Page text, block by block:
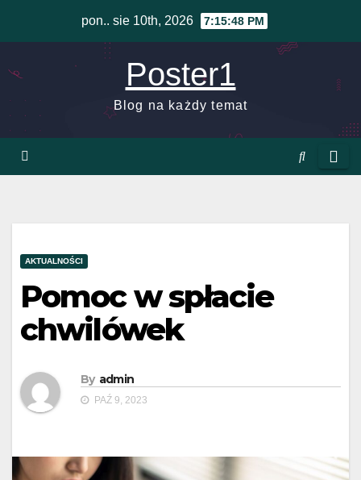
pon.. sie 10th, 2026 7:15:48 PM
Poster1
Blog na każdy temat
AKTUALNOŚCI
Pomoc w spłacie
chwilówek
By admin
PAŹ 9, 2023